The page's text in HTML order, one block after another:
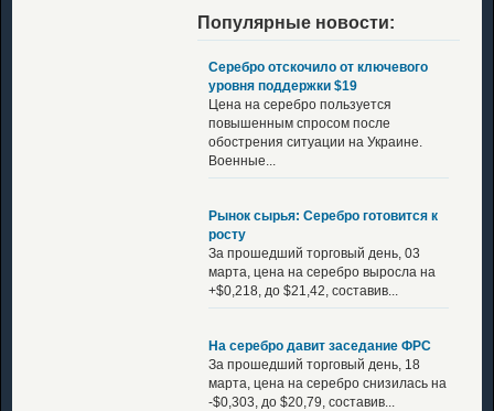
Популярные новости:
Серебро отскочило от ключевого
уровня поддержки $19
Цена на серебро пользуется
повышенным спросом после
обострения ситуации на Украине.
Военные...
Рынок сырья: Серебро готовится к
росту
За прошедший торговый день, 03
марта, цена на серебро выросла на
+$0,218, до $21,42, составив...
На серебро давит заседание ФРС
За прошедший торговый день, 18
марта, цена на серебро снизилась на
-$0,303, до $20,79, составив...